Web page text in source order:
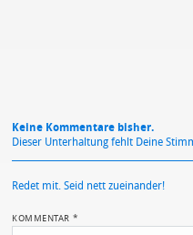
Keine Kommentare bisher.
Dieser Unterhaltung fehlt Deine
Redet mit. Seid nett zueinander!
KOMMENTAR*